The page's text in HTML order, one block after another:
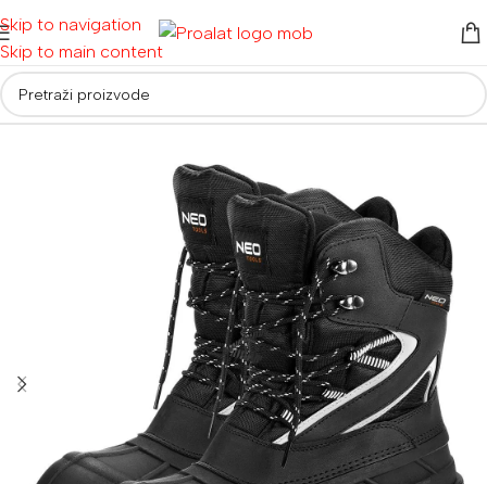
Skip to navigation
Skip to main content
Početna/ Radna odjeća i obuća